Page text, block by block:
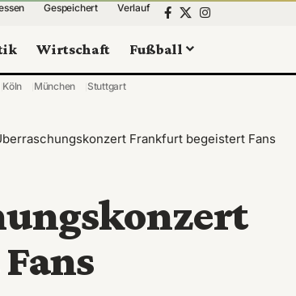
Gespeichert Verlauf
Wirtschaft Fußball
Köln München Stuttgart
Frankfurt begeistert Fans